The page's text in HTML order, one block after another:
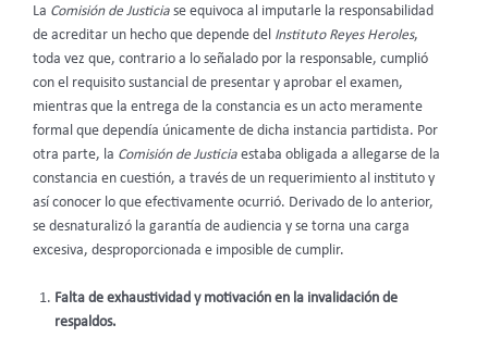
La Comisión de Justicia se equivoca al imputarle la responsabilidad
de acreditar un hecho que depende del Instituto Reyes Heroles,
toda vez que, contrario a lo señalado por la responsable, cumplió
con el requisito sustancial de presentar y aprobar el examen,
mientras que la entrega de la constancia es un acto meramente
formal que dependía únicamente de dicha instancia partidista. Por
otra parte, la Comisión de Justicia estaba obligada a allegarse de la
constancia en cuestión, a través de un requerimiento al instituto y
así conocer lo que efectivamente ocurrió. Derivado de lo anterior,
se desnaturalizó la garantía de audiencia y se torna una carga
excesiva, desproporcionada e imposible de cumplir.
Falta de exhaustividad y motivación en la invalidación de
respaldos.